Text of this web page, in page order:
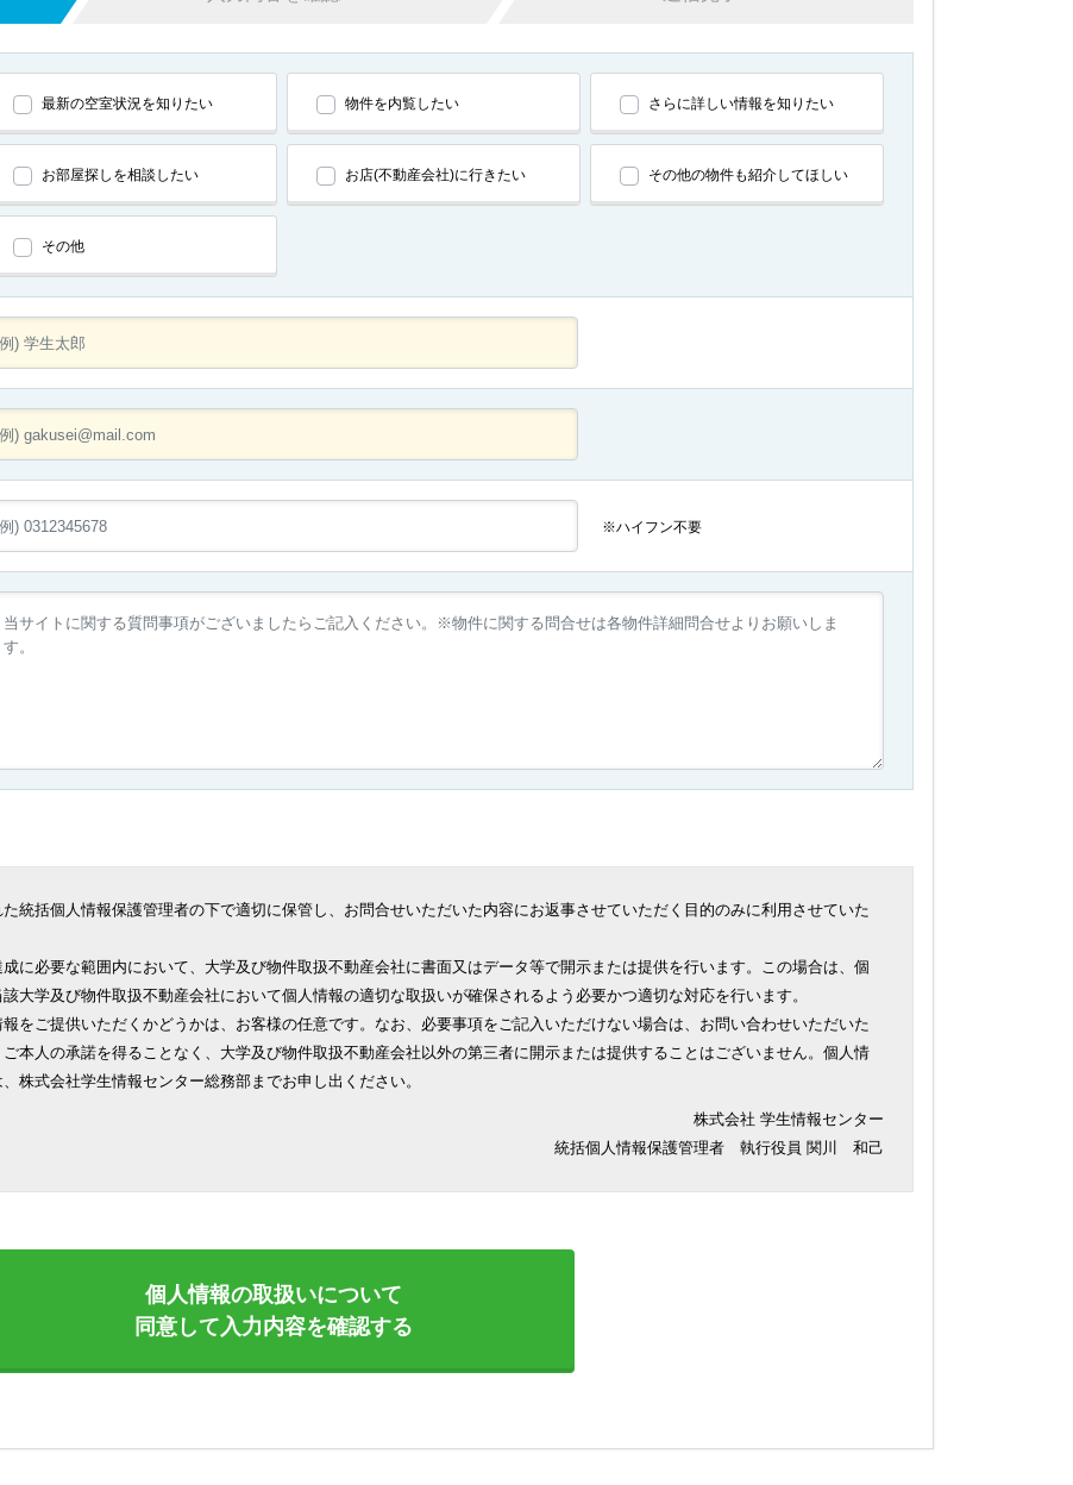
最新の空室状況を知りたい 物件を内覧したい さらに詳しい情報を知りたい
お部屋探しを相談したい お店(不動産会社)に行きたい その他の物件も紹介してほしい
その他
※ハイフン不要
統括個人情報保護管理者の下で適切に保管し、お問合せいただいた内容にお返事させていただく目的のみに利用させていた
に必要な範囲内において、大学及び物件取扱不動産会社に書面又はデータ等で開示または提供を行います。この場合は、個
大学及び物件取扱不動産会社において個人情報の適切な取扱いが確保されるよう必要かつ適切な対応を行います。
をご提供いただくかどうかは、お客様の任意です。なお、必要事項をご記入いただけない場合は、お問い合わせいただいた
本人の承諾を得ることなく、大学及び物件取扱不動産会社以外の第三者に開示または提供することはございません。個人情
株式会社学生情報センター総務部までお申し出ください。
株式会社 学生情報センター
統括個人情報保護管理者 執行役員 関川 和己
個人情報の取扱いについて
同意して入力内容を確認する